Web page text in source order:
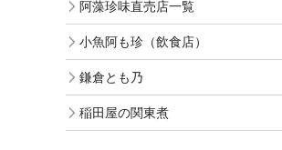
阿藻珍味直売店一覧
小魚阿も珍（飲食店）
鎌倉とも乃
稲田屋の関東煮